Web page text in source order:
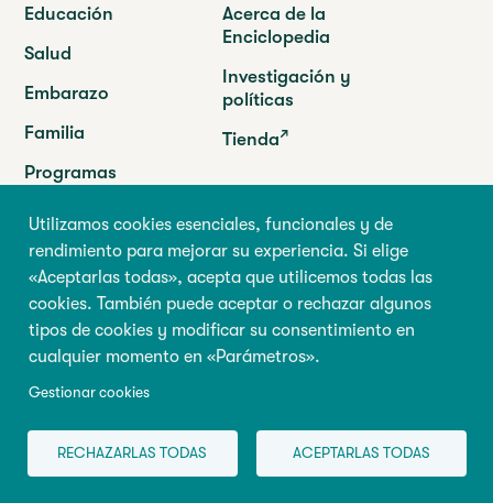
Utilizamos cookies esenciales, funcionales y de
rendimiento para mejorar su experiencia. Si elige
«Aceptarlas todas», acepta que utilicemos todas las
cookies. También puede aceptar o rechazar algunos
tipos de cookies y modificar su consentimiento en
cualquier momento en «Parámetros».
Gestionar cookies
RECHAZARLAS TODAS ACEPTARLAS TODAS
Abilio
Université de Montréal
90 Vincent-d’Indy Avenue
GRIP-Abilio,Suite F-166
P.O. Box 6128, succursale Centre-ville
Montréal (Québec) H3C 3J7
Tel. :(514) 343-6981
Educación
Salud
Embarazo
Familia
Programas
Acerca de la
Enciclopedia
Investigación y
políticas
Tienda